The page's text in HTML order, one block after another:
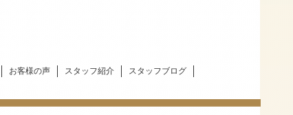
お客様の声 スタッフ紹介
スタッフブログ